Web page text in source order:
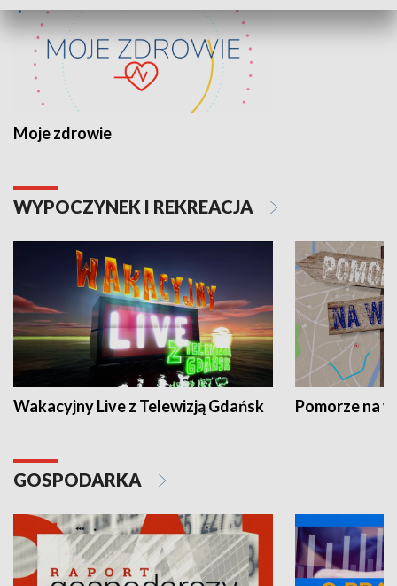
Moje zdrowie
WYPOCZYNEK I REKREACJA
Wakacyjny Live z Telewizją Gdańsk Pomorze na
GOSPODARKA